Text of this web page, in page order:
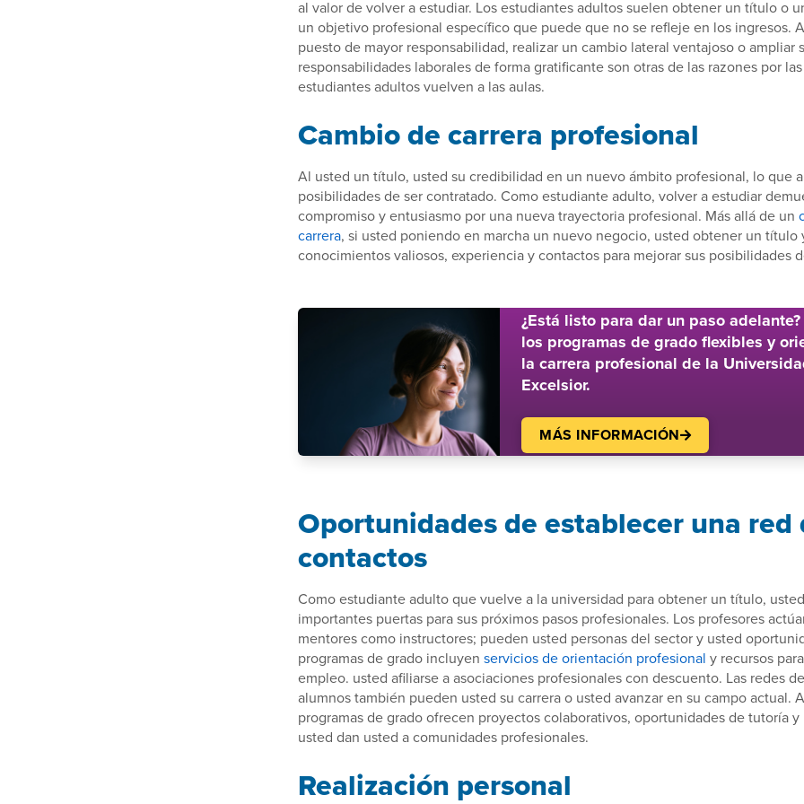
al valor de volver a estudiar. Los estudiantes adultos suelen obtener un título o
un objetivo profesional específico que puede que no se refleje en los ingresos.
puesto de mayor responsabilidad, realizar un cambio lateral ventajoso o ampliar
responsabilidades laborales de forma gratificante son otras de las razones por
estudiantes adultos vuelven a las aulas.
Cambio de carrera profesional
Al usted un título, usted su credibilidad en un nuevo ámbito profesional, lo que
posibilidades de ser contratado. Como estudiante adulto, volver a estudiar
compromiso y entusiasmo por una nueva trayectoria profesional. Más allá de un
carrera, si usted poniendo en marcha un nuevo negocio, usted obtener un título
conocimientos valiosos, experiencia y contactos para mejorar sus posibilidades
¿Está listo para dar un paso
los programas de grado flexibles y
la carrera profesional de la
Excelsior.
MÁS INFORMACIÓN
Oportunidades de establecer una red
contactos
Como estudiante adulto que vuelve a la universidad para obtener un título,
importantes puertas para sus próximos pasos profesionales. Los profesores
mentores como instructores; pueden usted personas del sector y usted
programas de grado incluyen servicios de orientación profesional y recursos
empleo. usted afiliarse a asociaciones profesionales con descuento. Las redes
alumnos también pueden usted su carrera o usted avanzar en su campo actual.
programas de grado ofrecen proyectos colaborativos, oportunidades de tutoría
usted dan usted a comunidades profesionales.
Realización personal